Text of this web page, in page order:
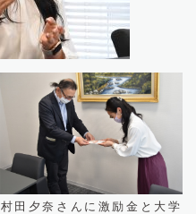
村田夕奈さんに激励金と大学